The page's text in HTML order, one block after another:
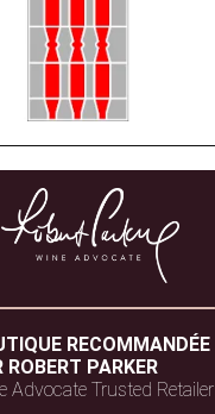
RECOMMANDÉE
ROBERT PARKER
Advocate Trusted Retailer